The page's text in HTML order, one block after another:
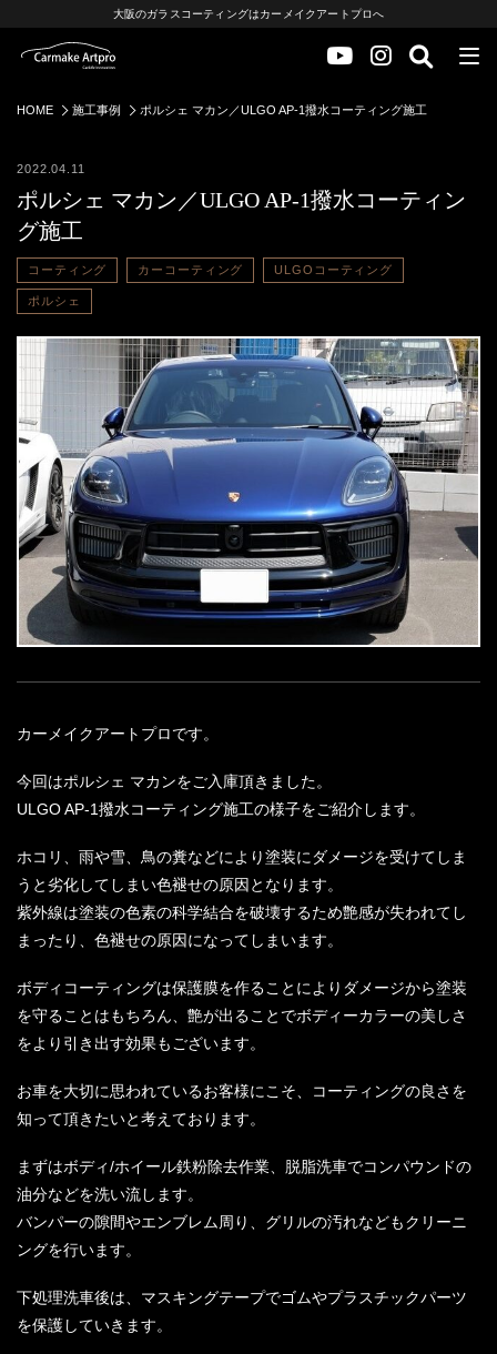
大阪のガラスコーティングはカーメイクアートプロへ
HOME 施工事例 ポルシェ マカン／ULGO AP-1撥水コーティング施工
2022.04.11
ポルシェ マカン／ULGO AP-1撥水コーティン
グ施工
コーティング カーコーティング ULGOコーティング
ポルシェ
カーメイクアートプロです。
今回はポルシェ マカンをご入庫頂きました。
ULGO AP-1撥水コーティング施工の様子をご紹介します。
ホコリ、雨や雪、鳥の糞などにより塗装にダメージを受けてしま
うと劣化してしまい色褪せの原因となります。
紫外線は塗装の色素の科学結合を破壊するため艶感が失われてし
まったり、色褪せの原因になってしまいます。
ボディコーティングは保護膜を作ることによりダメージから塗装
を守ることはもちろん、艶が出ることでボディーカラーの美しさ
をより引き出す効果もございます。
お車を大切に思われているお客様にこそ、コーティングの良さを
知って頂きたいと考えております。
まずはボディ/ホイール鉄粉除去作業、脱脂洗車でコンパウンドの
油分などを洗い流します。
バンパーの隙間やエンブレム周り、グリルの汚れなどもクリーニ
ングを行います。
下処理洗車後は、マスキングテープでゴムやプラスチックパーツ
を保護していきます。